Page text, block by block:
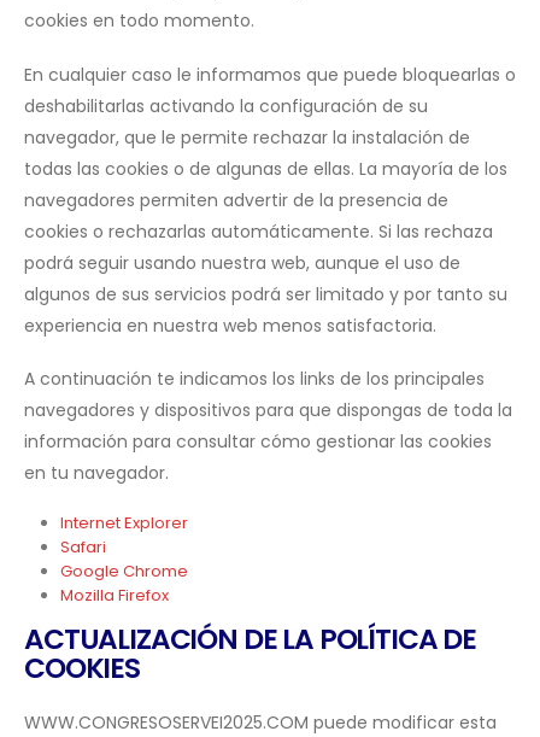
cookies en todo momento.
En cualquier caso le informamos que puede bloquearlas o
deshabilitarlas activando la configuración de su
navegador, que le permite rechazar la instalación de
todas las cookies o de algunas de ellas. La mayoría de los
navegadores permiten advertir de la presencia de
cookies o rechazarlas automáticamente. Si las rechaza
podrá seguir usando nuestra web, aunque el uso de
algunos de sus servicios podrá ser limitado y por tanto su
experiencia en nuestra web menos satisfactoria.
A continuación te indicamos los links de los principales
navegadores y dispositivos para que dispongas de toda la
información para consultar cómo gestionar las cookies
en tu navegador.
Internet Explorer
Safari
Google Chrome
Mozilla Firefox
ACTUALIZACIÓN DE LA POLÍTICA DE
COOKIES
WWW.CONGRESOSERVEI2025.COM puede modificar esta